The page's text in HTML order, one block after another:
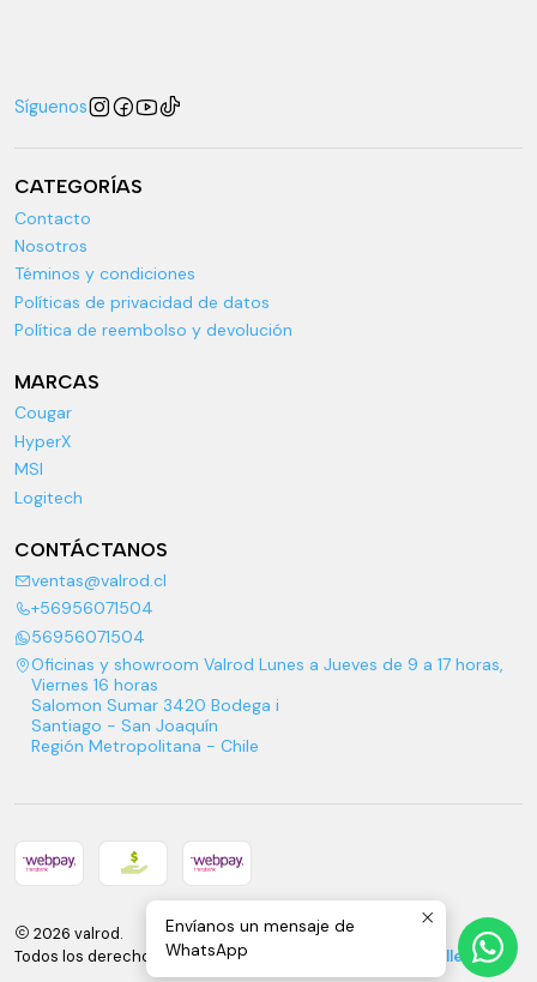
Síguenos
CATEGORÍAS
Contacto
Nosotros
Téminos y condiciones
Políticas de privacidad de datos
Política de reembolso y devolución
MARCAS
Cougar
HyperX
MSI
Logitech
CONTÁCTANOS
ventas@valrod.cl
+56956071504
56956071504
Oficinas y showroom Valrod Lunes a Jueves de 9 a 17 horas,
Viernes 16 horas
Salomon Sumar 3420 Bodega i
Santiago - San Joaquín
Región Metropolitana - Chile
2026 valrod.
Todos los derechos reservados.
Desarrollado por Jumpseller
Envíanos un mensaje de
WhatsApp